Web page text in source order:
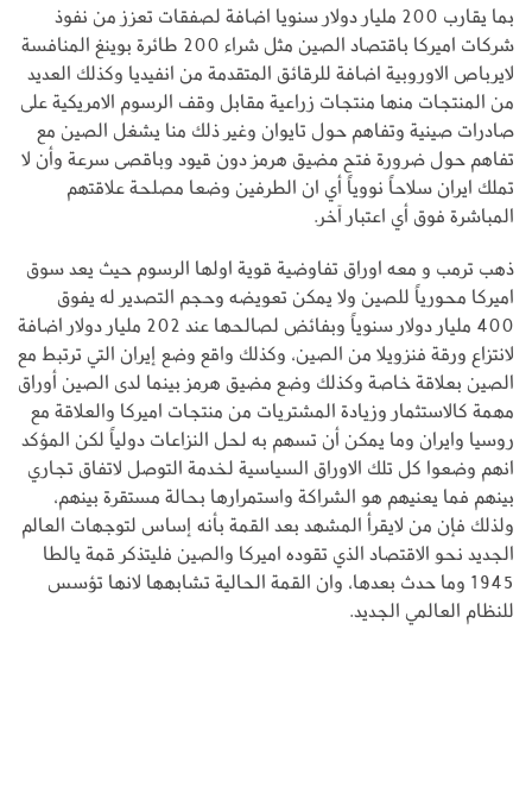
بما يقارب 200 مليار دولار سنويا اضافة لصفقات تعزز من نفوذ
شركات اميركا باقتصاد الصين مثل شراء 200 طائرة بوينغ المنافسة
لايرباص الاوروبية اضافة للرقائق المتقدمة من انفيديا وكذلك العديد
من المنتجات منها منتجات زراعية مقابل وقف الرسوم الامريكية على
صادرات صينية وتفاهم حول تايوان وغير ذلك منا يشغل الصين مع
تفاهم حول ضرورة فتح مضيق هرمز دون قيود وباقصى سرعة وأن لا
تملك ايران سلاحاً نووياً أي ان الطرفين وضعا مصلحة علاقتهم
المباشرة فوق أي اعتبار آخر.
ذهب ترمب و معه اوراق تفاوضية قوية اولها الرسوم حيث يعد سوق
اميركا محورياً للصين ولا يمكن تعويضه وحجم التصدير له يفوق
400 مليار دولار سنوياً وبفائض لصالحها عند 202 مليار دولار اضافة
لانتزاع ورقة فنزويلا من الصين، وكذلك واقع وضع إيران التي ترتبط مع
الصين بعلاقة خاصة وكذلك وضع مضيق هرمز بينما لدى الصين أوراق
مهمة كالاستثمار وزيادة المشتريات من منتجات اميركا والعلاقة مع
روسيا وايران وما يمكن أن تسهم به لحل النزاعات دولياً لكن المؤكد
انهم وضعوا كل تلك الاوراق السياسية لخدمة التوصل لاتفاق تجاري
بينهم فما يعنيهم هو الشراكة واستمرارها بحالة مستقرة بينهم،
ولذلك فإن من لايقرأ المشهد بعد القمة بأنه إساس لتوجهات العالم
الجديد نحو الاقتصاد الذي تقوده اميركا والصين فليتذكر قمة يالطا
1945 وما حدث بعدها، وان القمة الحالية تشابهها لانها تؤسس
للنظام العالمي الجديد.